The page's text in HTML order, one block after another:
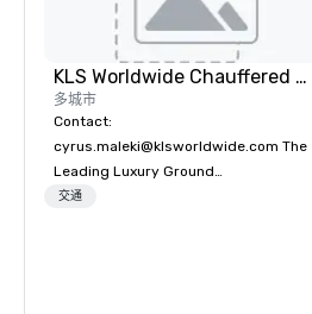
KLS Worldwide Chauffered Services
多城市
Contact:
cyrus.maleki@klsworldwide.com The
Leading Luxury Ground
Transportation company since 1998
交通